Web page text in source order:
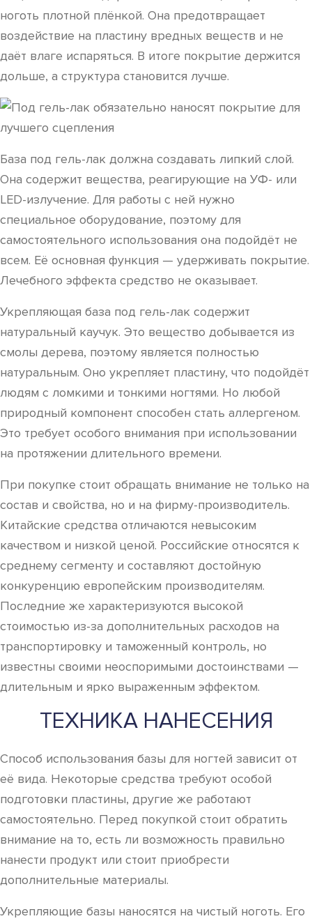
ноготь плотной плёнкой. Она предотвращает
воздействие на пластину вредных веществ и не
даёт влаге испаряться. В итоге покрытие держится
дольше, а структура становится лучше.
База под гель-лак должна создавать липкий слой.
Она содержит вещества, реагирующие на УФ- или
LED-излучение. Для работы с ней нужно
специальное оборудование, поэтому для
самостоятельного использования она подойдёт не
всем. Её основная функция — удерживать покрытие.
Лечебного эффекта средство не оказывает.
Укрепляющая база под гель-лак содержит
натуральный каучук. Это вещество добывается из
смолы дерева, поэтому является полностью
натуральным. Оно укрепляет пластину, что подойдёт
людям с ломкими и тонкими ногтями. Но любой
природный компонент способен стать аллергеном.
Это требует особого внимания при использовании
на протяжении длительного времени.
При покупке стоит обращать внимание не только на
состав и свойства, но и на фирму-производитель.
Китайские средства отличаются невысоким
качеством и низкой ценой. Российские относятся к
среднему сегменту и составляют достойную
конкуренцию европейским производителям.
Последние же характеризуются высокой
стоимостью из-за дополнительных расходов на
транспортировку и таможенный контроль, но
известны своими неоспоримыми достоинствами —
длительным и ярко выраженным эффектом.
ТЕХНИКА НАНЕСЕНИЯ
Способ использования базы для ногтей зависит от
её вида. Некоторые средства требуют особой
подготовки пластины, другие же работают
самостоятельно. Перед покупкой стоит обратить
внимание на то, есть ли возможность правильно
нанести продукт или стоит приобрести
дополнительные материалы.
Укрепляющие базы наносятся на чистый ноготь. Его